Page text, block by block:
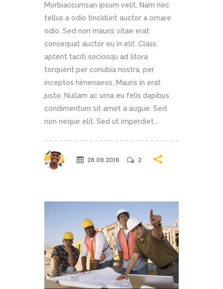
Morbiaccumsan ipsum velit. Nam nec
tellus a odio tincidunt auctor a ornare
odio. Sed non mauris vitae erat
consequat auctor eu in elit. Class
aptent taciti sociosqu ad litora
torquent per conubia nostra, per
inceptos himenaeos. Mauris in erat
justo. Nullam ac urna eu felis dapibus
condimentum sit amet a augue. Sed
non neque elit. Sed ut imperdiet...
28.09.2016 2